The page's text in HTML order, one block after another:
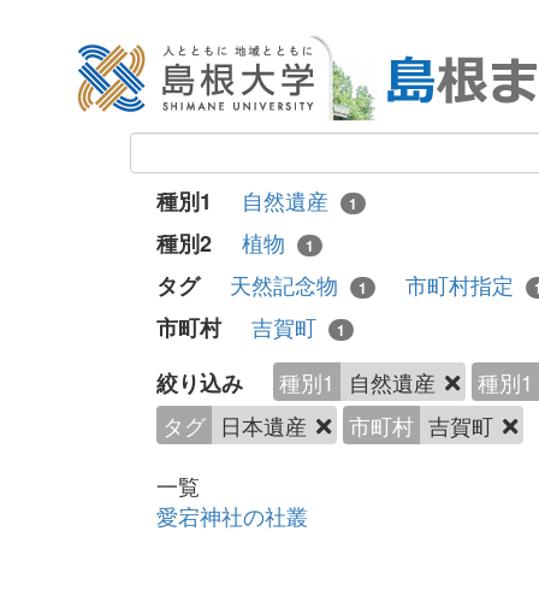
種別1 自然遺産 1
種別2 植物 1
タグ 天然記念物 1 市町村指定
市町村 吉賀町 1
絞り込み 種別1 自然遺産
種別1
タグ 日本遺産 市町村 吉賀町
一覧
愛宕神社の社叢